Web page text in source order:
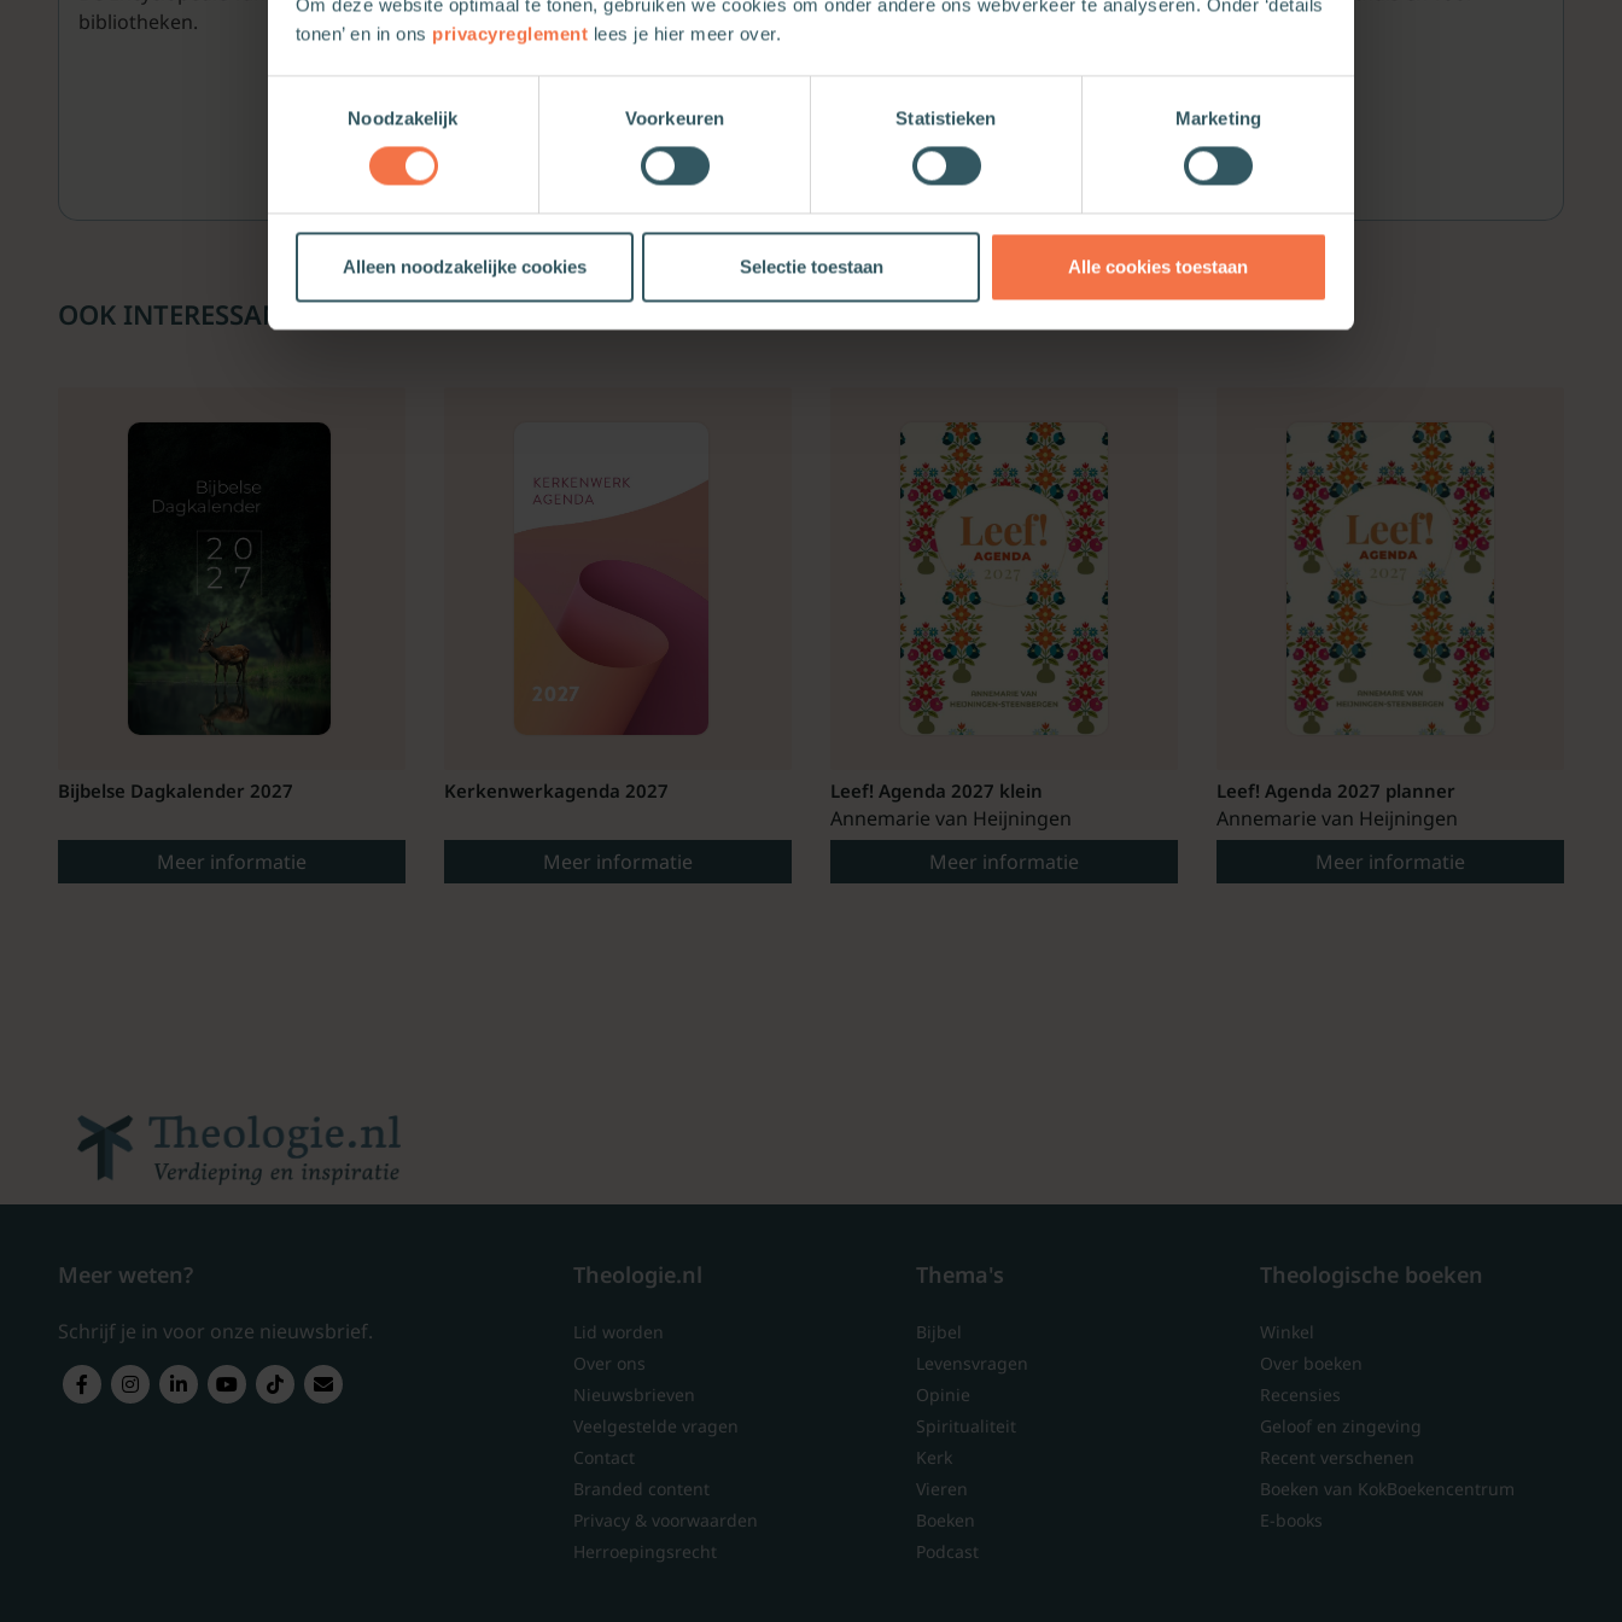
Om deze website optimaal te tonen, gebruiken we cookies om onder andere ons webverkeer te analyseren. Onder ‘details
tonen’ en in ons privacyreglement lees je hier meer over.
Noodzakelijk
Voorkeuren Statistieken Marketing
Alleen noodzakelijke cookies Selectie toestaan Alle cookies toestaan
bibliotheken.
OOK INTERESSANT
Bijbelse Dagkalender 2027
Meer informatie
Kerkenwerkagenda 2027
Meer informatie
Leef! Agenda 2027 klein
Annemarie van Heijningen
Meer informatie
Leef! Agenda 2027 planner
Annemarie van Heijningen
Meer informatie
Meer weten?
Schrijf je in voor onze nieuwsbrief.
Theologie.nl
Lid worden
Over ons
Nieuwsbrieven
Veelgestelde vragen
Contact
Branded content
Privacy & voorwaarden
Herroepingsrecht
Thema's
Bijbel
Levensvragen
Opinie
Spiritualiteit
Kerk
Vieren
Boeken
Podcast
Theologische boeken
Winkel
Over boeken
Recensies
Geloof en zingeving
Recent verschenen
Boeken van KokBoekencentrum
E-books